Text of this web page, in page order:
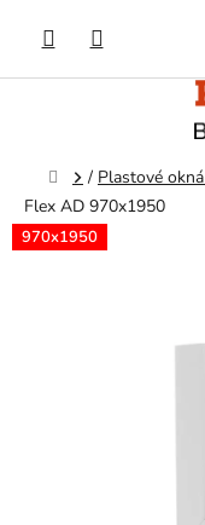
obsah
Domov
/ Plastové okná
Flex AD 970x1950
970x1950